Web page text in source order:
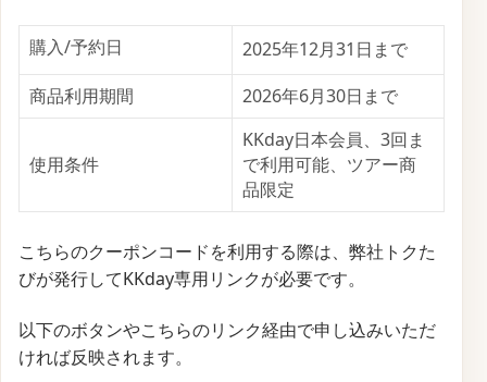
購入/予約日
2025年12月31日まで
商品利用期間
2026年6月30日まで
使用条件
KKday日本会員、3回ま
で利用可能、 ツアー商
品限定
こちらのクーポンコードを利用する際は、弊社トクた
びが発行してKKday専用リンクが必要です。
以下のボタンやこちらのリンク経由で申し込みいただ
ければ反映されます。